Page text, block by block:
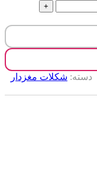
دسته: شکلات مغزدار